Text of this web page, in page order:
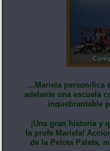
…Mariela personifica
adelante una escuela
inquebrantable
¡Una gran historia y
la profe Mariela!
de la Pelota Paleta,